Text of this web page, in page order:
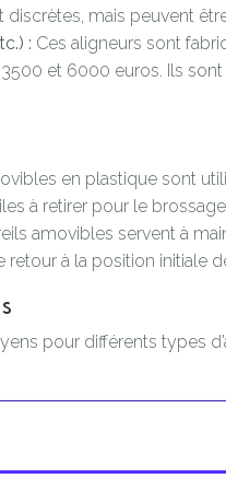
mais peuvent
: Ces aligneurs sont
et 6000 euros. Ils
en plastique sont
à retirer pour le
amovibles servent à
à la position initiale
pour différents types